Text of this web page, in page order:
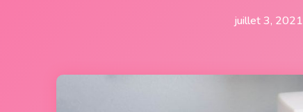
juillet 3, 2021